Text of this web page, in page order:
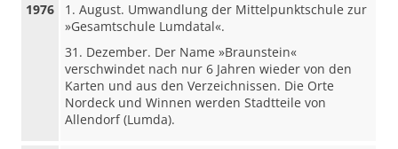
1976
1. August. Umwandlung der Mittelpunktschule zur
»Gesamtschule Lumdatal«.
31. Dezember. Der Name »Braunstein«
verschwindet nach nur 6 Jahren wieder von den
Karten und aus den Verzeichnissen. Die Orte
Nordeck und Winnen werden Stadtteile von
Allendorf (Lumda).